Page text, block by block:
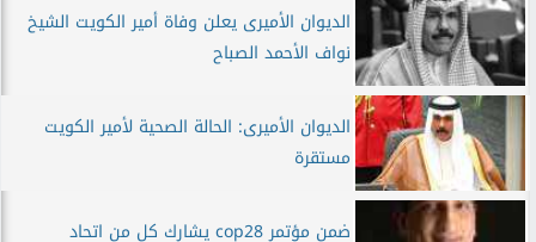
الديوان الأميرى يعلن وفاة أمير الكويت الشيخ
نواف الأحمد الصباح
الديوان الأميرى: الحالة الصحية لأمير الكويت
مستقرة
ضمن مؤتمر cop28 يشارك كل من اتحاد